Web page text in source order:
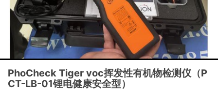
PhoCheck Tiger voc挥发性有机物检测仪（P
CT-LB-01锂电健康安全型）